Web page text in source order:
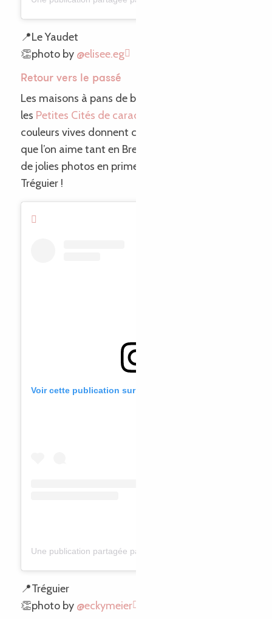
Retour vers le passé
Les maisons à pans de bois typiques constellent
les Petites Cités de caractère de Bretagne
couleurs vives donnent ce petit côté authentique
que l’on aime tant en Bretagne… et elles offrent
de jolies photos en prime ! Souriez, vous êtes à
Tréguier !
📍Le Yaudet
👏photo by @elisee.eg
Voir cette publication sur Instagram
📍Tréguier
👏photo by @eckymeier